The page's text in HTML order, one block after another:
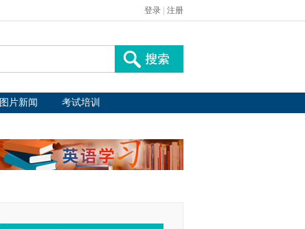
登录 注册
图片新闻 考试培训